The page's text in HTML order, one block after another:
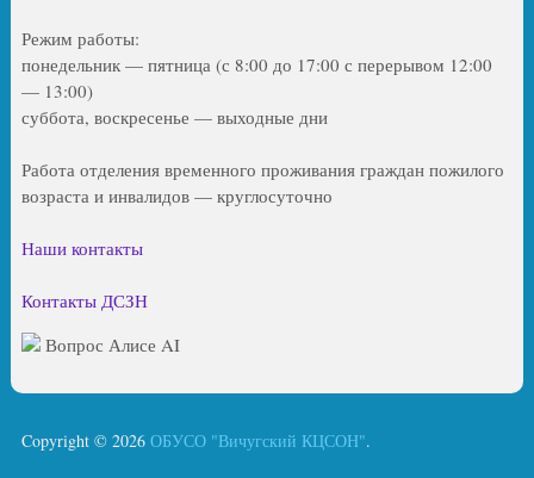
Режим работы:
понедельник — пятница (с 8:00 до 17:00 с перерывом 12:00
— 13:00)
суббота, воскресенье — выходные дни
Работа отделения временного проживания граждан пожилого
возраста и инвалидов — круглосуточно
Наши контакты
Контакты ДСЗН
Вопрос Алисе AI
Copyright © 2026 ОБУСО "Вичугский КЦСОН".